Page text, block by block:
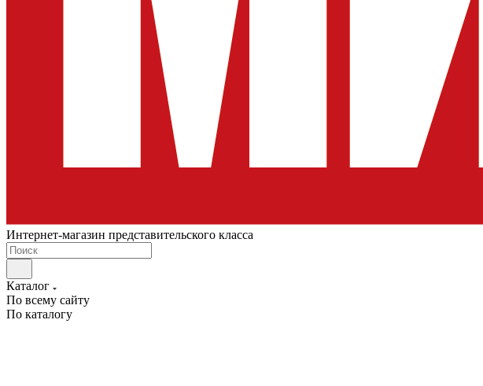
Интернет-магазин представительского класса
Каталог
По всему сайту
По каталогу